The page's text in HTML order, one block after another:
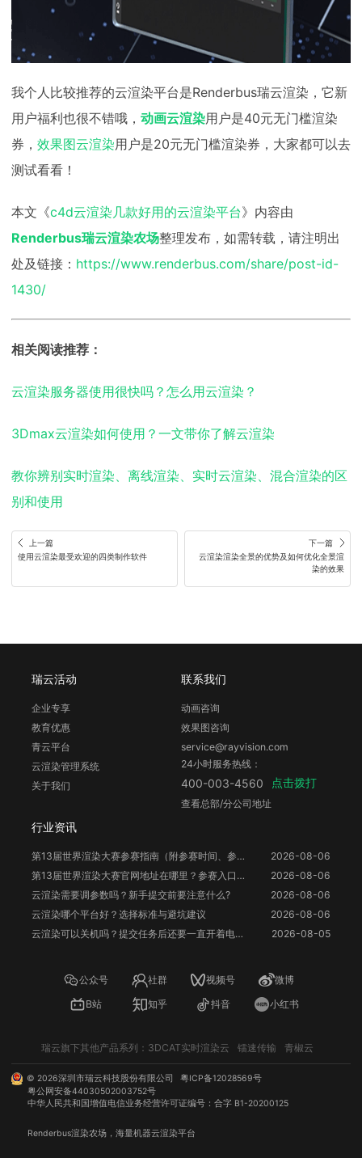
我个人比较推荐的云渲染平台是Renderbus瑞云渲染，它新
用户福利也很不错哦， 动画云渲染用户是40元无门槛渲染
券， 效果图云渲染用户是20元无门槛渲染券，大家都可以去
测试看看！
本文《c4d云渲染几款好用的云渲染平台》内容由
Renderbus瑞云渲染农场整理发布，如需转载，请注明出
处及链接： https://www.renderbus.com/share/post-id-
1430/
相关阅读推荐：
云渲染服务器使用很快吗？怎么用云渲染？
3Dmax云渲染如何使用？一文带你了解云渲染
教你辨别实时渲染、离线渲染、实时云渲染、混合渲染的区
别和使用
上一篇
使用云渲染最受欢迎的四类制作软件
下一篇
云渲染渲染全景的优势及如何优化全景渲
染的效果
瑞云活动
企业专享
教育优惠
青云平台
云渲染管理系统
关于我们
行业资讯
第13届世界渲染大赛参赛指南（附参赛时间、参赛要求、赛事奖励等）
2026-08-06
第13届世界渲染大赛官网地址在哪里？参赛入口与信息整理
2026-08-06
云渲染需要调参数吗？新手提交前要注意什么?
2026-08-06
云渲染哪个平台好？选择标准与避坑建议
2026-08-06
云渲染可以关机吗？提交任务后还要一直开着电脑吗？
2026-08-05
联系我们
动画咨询
效果图咨询
service@rayvision.com
24小时服务热线：
400-003-4560 点击拨打
查看总部/分公司地址
公众号 社群 视频号
微博
B站
知乎 抖音 小红书
瑞云旗下其他产品系列： 3DCAT实时渲染云 镭速传输 青椒云
© 2026深圳市瑞云科技股份有限公司
粤ICP备12028569号
粤公网安备44030502003752号
中华人民共和国增值电信业务经营许可证编号：合字 B1-20200125
Renderbus渲染农场 ，海量机器云渲染平台